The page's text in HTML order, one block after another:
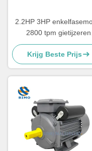
2.2HP 3HP
2800 tpm gietijzeren
behuizing
Startmotor CSR
Krijg Beste Prijs